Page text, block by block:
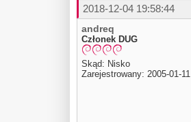
2018-12-04 19:58:44
andreq
Członek DUG
Skąd: Nisko
Zarejestrowany: 2005-01-11